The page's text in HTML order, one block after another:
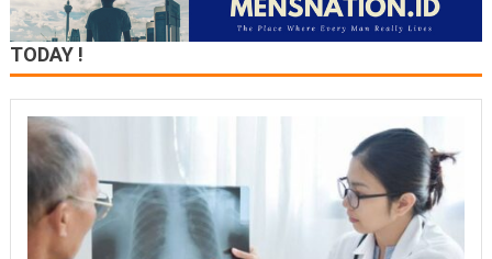
TODAY !